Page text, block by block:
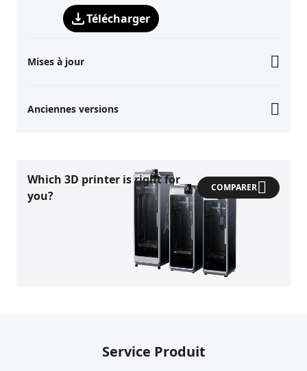
Télécharger
Mises à jour
Anciennes versions
Which 3D printer is right for
you?
COMPARER
Service Produit